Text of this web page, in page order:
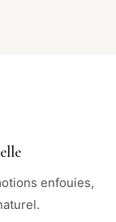
enfouies,